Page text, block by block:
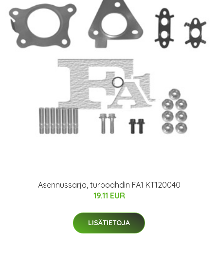
Asennussarja, turboahdin FA1 KT120040
19.11 EUR
LISÄTIETOJA